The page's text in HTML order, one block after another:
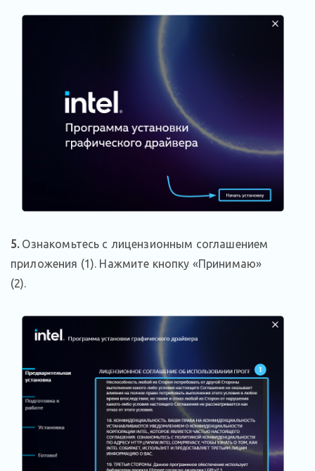
5.Ознакомьтесь с лицензионным соглашением
приложения (1). Нажмите кнопку «Принимаю»
(2).